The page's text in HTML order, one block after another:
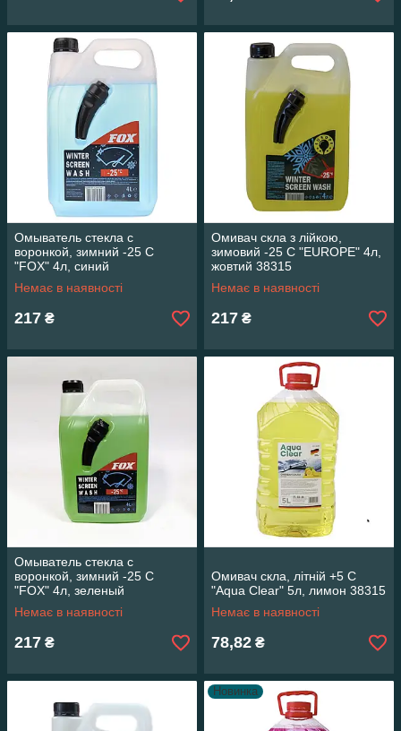
Омыватель стекла с
воронкой, зимний -25 С
"FOX" 4л, синий
Немає в наявності
217 ₴
Омивач скла з лійкою,
зимовий -25 С "EUROPE" 4л,
жовтий 38315
Немає в наявності
217 ₴
Омыватель стекла с
воронкой, зимний -25 С
"FOX" 4л, зеленый
Немає в наявності
217 ₴
Омивач скла, літній +5 С
"Aqua Clear" 5л, лимон 38315
Немає в наявності
78,82 ₴
Новинка